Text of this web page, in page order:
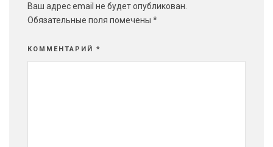
Ваш адрес email не будет опубликован.
Обязательные поля помечены *
КОММЕНТАРИЙ *